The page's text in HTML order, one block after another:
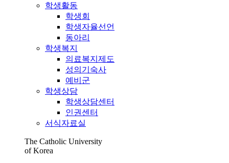
학생활동
학생회
학생자율선언
동아리
학생복지
의료복지제도
성의기숙사
예비군
학생상담
학생상담센터
인권센터
서식자료실
The Catholic University
of Korea